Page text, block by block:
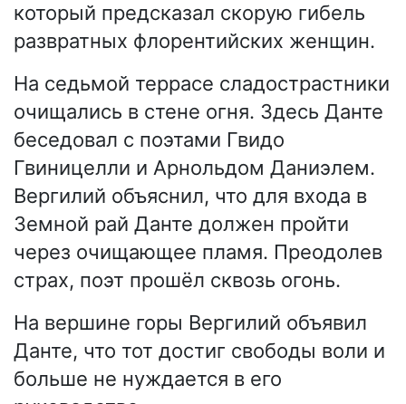
который предсказал скорую гибель
развратных флорентийских женщин.
На седьмой террасе сладострастники
очищались в стене огня. Здесь Данте
беседовал с поэтами Гвидо
Гвиницелли и Арнольдом Даниэлем.
Вергилий объяснил, что для входа в
Земной рай Данте должен пройти
через очищающее пламя. Преодолев
страх, поэт прошёл сквозь огонь.
На вершине горы Вергилий объявил
Данте, что тот достиг свободы воли и
больше не нуждается в его